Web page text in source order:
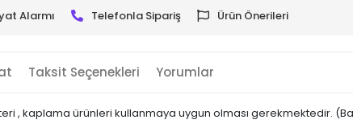
Alarmı Telefonla Sipariş Ürün Önerileri
Taksit Seçenekleri Yorumlar
, kaplama ürünleri kullanmaya uygun olması gerekmektedir.